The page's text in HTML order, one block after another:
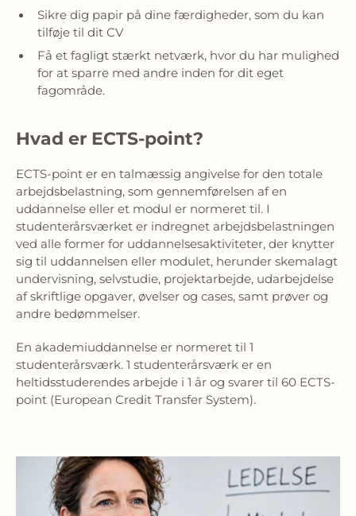
Sikre dig papir på dine færdigheder, som du kan
tilføje til dit CV
Få et fagligt stærkt netværk, hvor du har mulighed
for at sparre med andre inden for dit eget
fagområde.
Hvad er ECTS-point?
ECTS-point er en talmæssig angivelse for den totale
arbejdsbelastning, som gennemførelsen af en
uddannelse eller et modul er normeret til. I
studenterårsværket er indregnet arbejdsbelastningen
ved alle former for uddannelsesaktiviteter, der knytter
sig til uddannelsen eller modulet, herunder skemalagt
undervisning, selvstudie, projektarbejde, udarbejdelse
af skriftlige opgaver, øvelser og cases, samt prøver og
andre bedømmelser.
En akademiuddannelse er normeret til 1
studenterårsværk. 1 studenterårsværk er en
heltidsstuderendes arbejde i 1 år og svarer til 60 ECTS-
point (European Credit Transfer System).